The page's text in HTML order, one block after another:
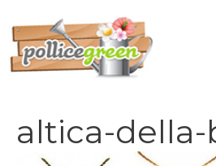
contenuto
altica-della-